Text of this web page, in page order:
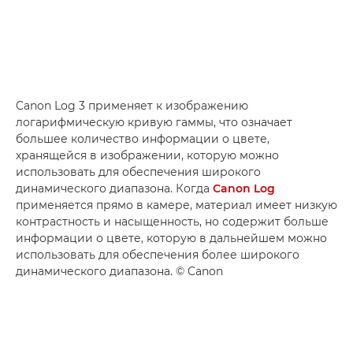
Canon Log 3 применяет к изображению
логарифмическую кривую гаммы, что означает
большее количество информации о цвете,
хранящейся в изображении, которую можно
использовать для обеспечения широкого
динамического диапазона. Когда Canon Log
применяется прямо в камере, материал имеет низкую
контрастность и насыщенность, но содержит больше
информации о цвете, которую в дальнейшем можно
использовать для обеспечения более широкого
динамического диапазона. © Canon